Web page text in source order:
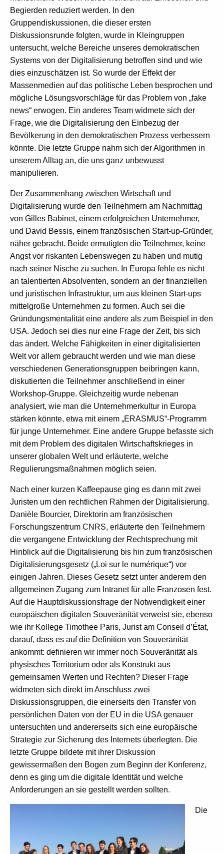
Begierden reduziert werden. In den
Gruppendiskussionen, die dieser ersten
Diskussionsrunde folgten, wurde in Kleingruppen
untersucht, welche Bereiche unseres demokratischen
Systems von der Digitalisierung betroffen sind und wie
dies einzuschätzen ist. So wurde der Effekt der
Massenmedien auf das politische Leben besprochen und
mögliche Lösungsvorschläge für das Problem von „fake
news“ erwogen. Ein anderes Team widmete sich der
Frage, wie die Digitalisierung den Einbezug der
Bevölkerung in den demokratischen Prozess verbessern
könnte. Die letzte Gruppe nahm sich der Algorithmen in
unserem Alltag an, die uns ganz unbewusst
manipulieren.
Der Zusammenhang zwischen Wirtschaft und
Digitalisierung wurde den Teilnehmern am Nachmittag
von Gilles Babinet, einem erfolgreichen Unternehmer,
und David Bessis, einem französischen Start-up-Gründer,
näher gebracht. Beide ermutigten die Teilnehmer, keine
Angst vor riskanten Lebenswegen zu haben und mutig
nach seiner Nische zu suchen. In Europa fehle es nicht
an talentierten Absolventen, sondern an der finanziellen
und juristischen Infrastruktur, um aus kleinen Start-ups
mittelgroße Unternehmen zu formen. Auch sei die
Gründungsmentalität eine andere als zum Beispiel in den
USA. Jedoch sei dies nur eine Frage der Zeit, bis sich
das ändert. Welche Fähigkeiten in einer digitalisierten
Welt vor allem gebraucht werden und wie man diese
verschiedenen Generationsgruppen beibringen kann,
diskutierten die Teilnehmer anschließend in einer
Workshop-Gruppe. Gleichzeitig wurde nebenan
analysiert, wie man die Unternehmerkultur in Europa
stärken könnte, etwa mit einem „ERASMUS“-Programm
für junge Unternehmer. Eine andere Gruppe befasste sich
mit dem Problem des digitalen Wirtschaftskrieges in
unserer globalen Welt und erläuterte, welche
Regulierungsmaßnahmen möglich seien.
Nach einer kurzen Kaffeepause ging es dann mit zwei
Juristen um den rechtlichen Rahmen der Digitalisierung.
Danièle Bourcier, Direktorin am französischen
Forschungszentrum CNRS, erläuterte den Teilnehmern
die vergangene Entwicklung der Rechtsprechung mit
Hinblick auf die Digitalisierung bis hin zum französischen
Digitalisierungsgesetz („Loi sur le numérique“) vor
einigen Jahren. Dieses Gesetz setzt unter anderem den
allgemeinen Zugang zum Intranet für alle Franzosen fest.
Auf die Hauptdiskussionsfrage der Notwendigkeit einer
europäischen digitalen Souveränität verweist sie, ebenso
wie ihr Kollege Timothee Paris, Jurist am Conseil d’État,
darauf, dass es auf die Definition von Souveränität
ankommt: definieren wir immer noch Souveränität als
physisches Territorium oder als Konstrukt aus
gemeinsamen Werten und Rechten? Dieser Frage
widmeten sich direkt im Anschluss zwei
Diskussionsgruppen, die einerseits den Transfer von
persönlichen Daten von der EU in die USA genauer
untersuchten und andererseits sich eine europäische
Strategie zur Sicherung des Internets überlegten. Die
letzte Gruppe bildete mit ihrer Diskussion
gewissermaßen den Bogen zum Beginn der Konferenz,
denn es ging um die digitale Identität und welche
Anforderungen an sie gestellt werden sollten.
Die